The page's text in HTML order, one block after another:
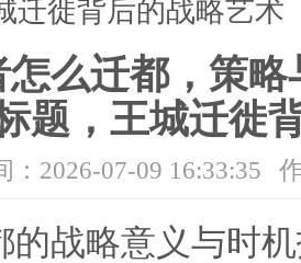
迁徙背后的战略艺术
么迁都，策
题，王城迁徙
：2026-07-09 16:33:35
的战略意义与时